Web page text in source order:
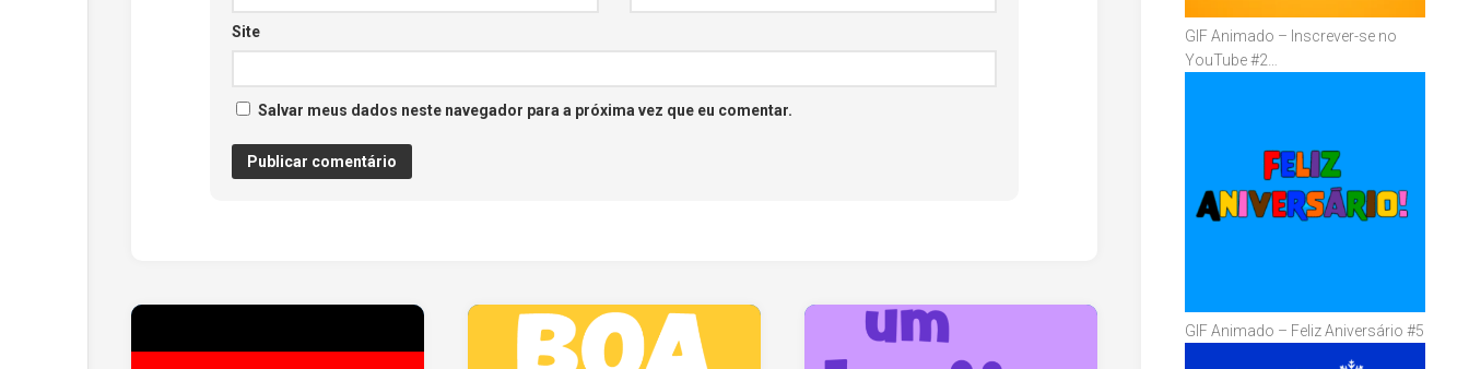
Site
Salvar meus dados neste navegador para a próxima vez que eu comentar.
GIF Animado – Inscrever-se no
YouTube #2…
GIF Animado – Feliz Aniversário #5